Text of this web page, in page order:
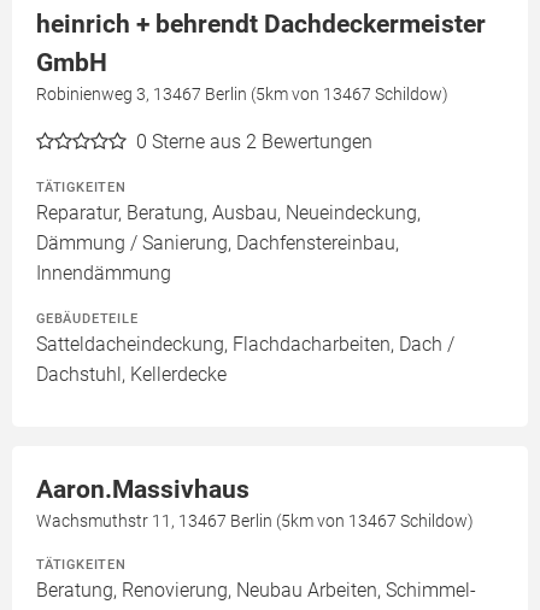
heinrich + behrendt Dachdeckermeister
GmbH
Robinienweg 3, 13467 Berlin (5km von 13467 Schildow)
0 Sterne aus 2 Bewertungen
TÄTIGKEITEN
Reparatur, Beratung, Ausbau, Neueindeckung,
Dämmung / Sanierung, Dachfenstereinbau,
Innendämmung
GEBÄUDETEILE
Satteldacheindeckung, Flachdacharbeiten, Dach /
Dachstuhl, Kellerdecke
Aaron.Massivhaus
Wachsmuthstr 11, 13467 Berlin (5km von 13467 Schildow)
TÄTIGKEITEN
Beratung, Renovierung, Neubau Arbeiten, Schimmel-